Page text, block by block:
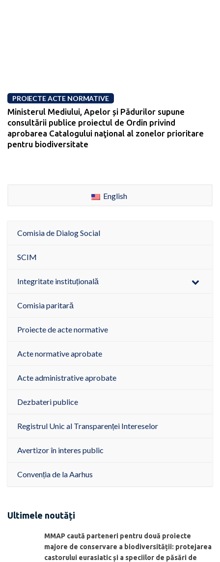
PROIECTE ACTE NORMATIVE
Ministerul Mediului, Apelor și Pădurilor supune
consultării publice proiectul de Ordin privind
aprobarea Catalogului naţional al zonelor prioritare
pentru biodiversitate
English
Comisia de Dialog Social
SCIM
Integritate instituțională
Comisia paritară
Proiecte de acte normative
Acte normative aprobate
Acte administrative aprobate
Dezbateri publice
Registrul Unic al Transparenței Intereselor
Avertizor în interes public
Convenția de la Aarhus
Ultimele noutăți
MMAP caută parteneri pentru două proiecte
majore de conservare a biodiversității: protejarea
castorului eurasiatic și a speciilor de păsări de